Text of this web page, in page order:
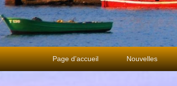
Premier
menu
Page d’accueil Nouvelles